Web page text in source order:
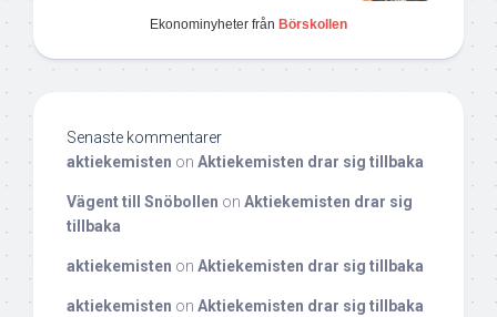
Ekonominyheter från Börskollen
Senaste kommentarer
aktiekemisten on Aktiekemisten drar sig tillbaka
Vägent till Snöbollen on Aktiekemisten drar sig
tillbaka
aktiekemisten on Aktiekemisten drar sig tillbaka
aktiekemisten on Aktiekemisten drar sig tillbaka